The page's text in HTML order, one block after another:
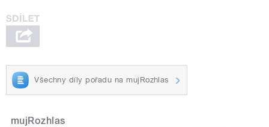
Všechny díly pořadu na mujRozhlas
mujRozhlas